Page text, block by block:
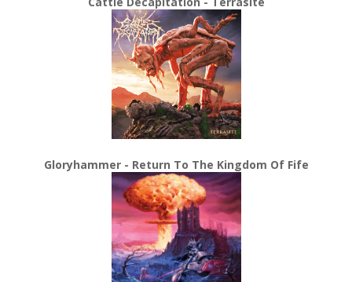
Gloryhammer - Return To The Kingdom Of Fife